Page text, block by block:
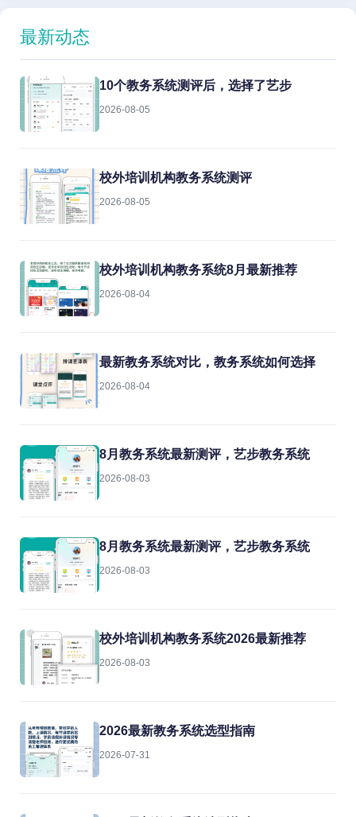
最新动态
10个教务系统测评后，选择了艺步
2026-08-05
校外培训机构教务系统测评
2026-08-05
校外培训机构教务系统8月最新推荐
2026-08-04
最新教务系统对比，教务系统如何选择
2026-08-04
8月教务系统最新测评，艺步教务系统
2026-08-03
8月教务系统最新测评，艺步教务系统
2026-08-03
校外培训机构教务系统2026最新推荐
2026-08-03
2026最新教务系统选型指南
2026-07-31